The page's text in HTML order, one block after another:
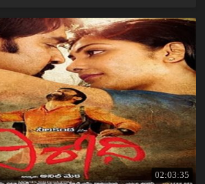
02:03:35